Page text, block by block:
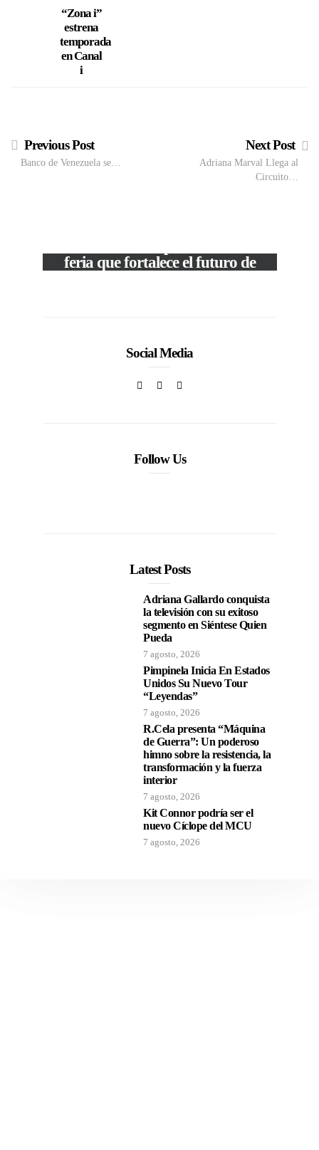
“Zona i”
estrena
temporada
en Canal
i
Previous Post
Banco de Venezuela se…
Next Post
Adriana Marval Llega al
Circuito…
feria que fortalece el futuro de
Social Media
Follow Us
Latest Posts
Adriana Gallardo conquista
la televisión con su exitoso
segmento en Siéntese Quien
Pueda
7 agosto, 2026
Pimpinela Inicia En Estados
Unidos Su Nuevo Tour
“Leyendas”
7 agosto, 2026
R.Cela presenta “Máquina
de Guerra”: Un poderoso
himno sobre la resistencia, la
transformación y la fuerza
interior
7 agosto, 2026
Kit Connor podría ser el
nuevo Cíclope del MCU
7 agosto, 2026